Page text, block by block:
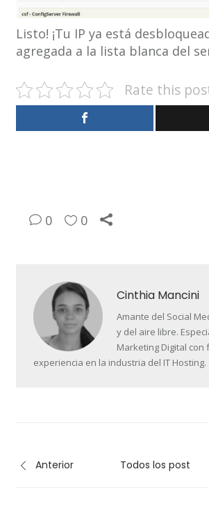
Listo! ¡Tu IP ya está
agregada a la lista blanca del
Rate this
0 0
Cinthia Mancini
Amante del Social
y del aire libre.
Marketing Digital con
experiencia en la industria del IT Hosting.
Anterior Todos los post